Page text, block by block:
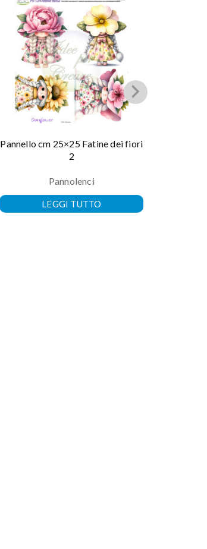
Pannello cm 25×25 Fatine dei fiori
2
Pannolenci
LEGGI TUTTO